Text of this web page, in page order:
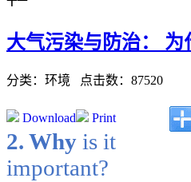
大气污染与防治： 为
分类：环境 点击数：87520
Print
Download
2. Why is it
important?